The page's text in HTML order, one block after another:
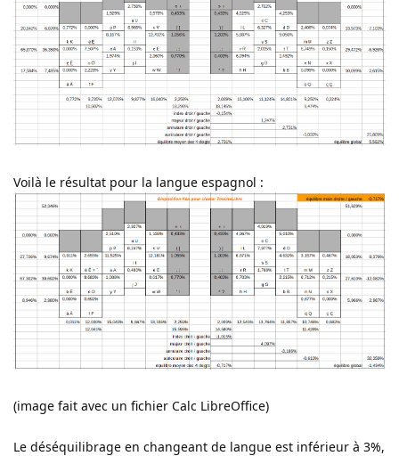
Voilà le résultat pour la langue espagnol :
(image fait avec un fichier Calc LibreOffice)
Le déséquilibrage en changeant de langue est inférieur à 3%,